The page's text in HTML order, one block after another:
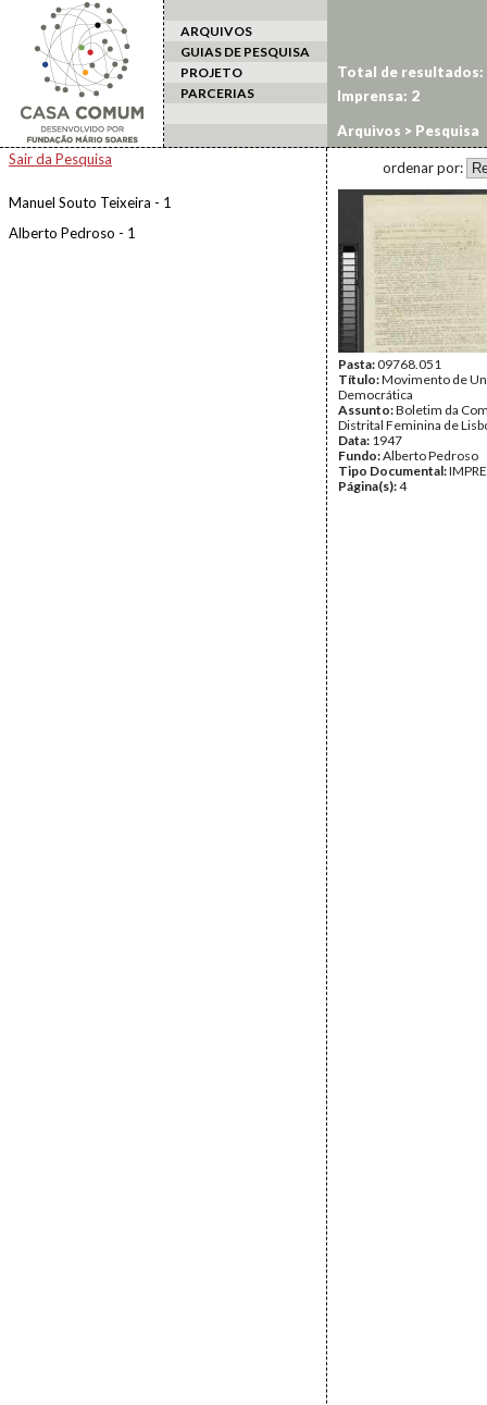
ARQUIVOS
GUIAS DE PESQUISA
PROJETO
PARCERIAS
Arquivos > Pesquisa
Sair da Pesquisa
Manuel Souto Teixeira - 1
Alberto Pedroso - 1
Total de resultados:
Imprensa: 2
ordenar por:
Pasta:09768.051
Título:Movimento de
Democrática
Assunto:Boletim da
Distrital Feminina de
Data: 1947
Fundo:Alberto Pedroso
Tipo Documental:
Página(s):4